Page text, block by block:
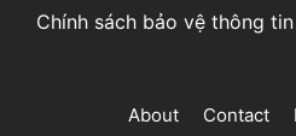
Chính sách bảo vệ thông tin
About Contact